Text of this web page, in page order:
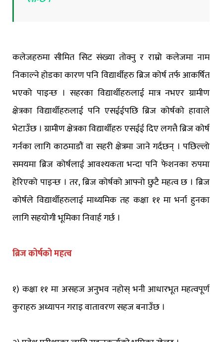
कलेजहरुमा सीमित सिट संख्या तोक्नु र राम्रो कलेजमा नाम
निकाल्ने होडका कारण पनि विद्यार्थीहरु ब्रिज कोर्ष तर्फ आकर्षित
भएको पाइन्छ । सहरका विद्यार्थीहरुलाई मात्र नभएर ग्रामीण
क्षेत्रका विद्यार्थीहरुलाई पनि एसईईपछि ब्रिज कोर्षको हावाले
भेटाउँछ । ग्रामीण क्षेत्रका विद्यार्थीहरु एसईई दिए लगत्तै ब्रिज कोर्ष
गर्नका लागि काठमाडौं वा सहरी क्षेत्रमा जाने गर्दछन् । पछिल्लो
समयमा ब्रिज कोर्षलाई आवश्यकता भन्दा पनि फेशनका रुपमा
हेरिएको पाइन्छ । तर, ब्रिज कोर्षको आफ्नो छुटै महत्व छ । ब्रिज
कोर्षले विद्यार्थीहरुलाई माध्यमिक तह कक्षा ११ मा भर्ना हुनका
लागि सहयोगी भूमिका निवार्ह गर्छ ।
ब्रिज कोर्षको महत्व
१) कक्षा ११ मा असहज अनुभव नहोस् भनी आधारभूत महत्वपूर्ण
कुराहरु अध्यापन गराइ वातावरण सहज बनाउँछ ।